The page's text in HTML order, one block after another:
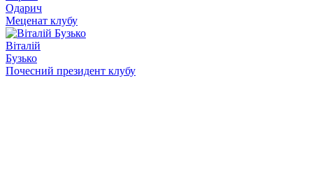
Одарич
Меценат клубу
Віталій
Бузько
Почесний президент клубу